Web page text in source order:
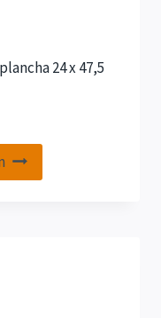
24 x 47,5